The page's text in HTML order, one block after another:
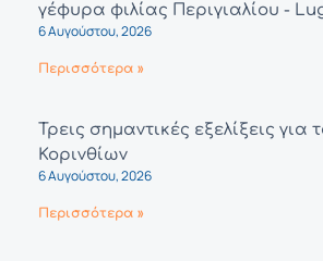
γέφυρα φιλίας Περιγιαλίου -
6 Αυγούστου, 2026
Περισσότερα »
Τρεις σημαντικές εξελίξεις για
Κορινθίων
6 Αυγούστου, 2026
Περισσότερα »